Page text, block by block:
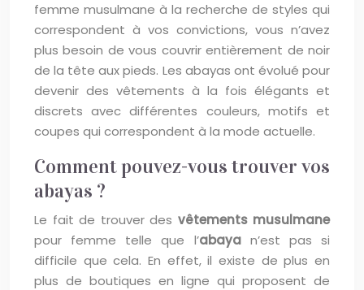
femme musulmane à la recherche de styles qui
correspondent à vos convictions, vous n’avez
plus besoin de vous couvrir entièrement de noir
de la tête aux pieds. Les abayas ont évolué pour
devenir des vêtements à la fois élégants et
discrets avec différentes couleurs, motifs et
coupes qui correspondent à la mode actuelle.
Comment pouvez-vous trouver vos
abayas ?
Le fait de trouver des vêtements musulmane
pour femme telle que l’abayan’est pas si
difficile que cela. En effet, il existe de plus en
plus de boutiques en ligne qui proposent de